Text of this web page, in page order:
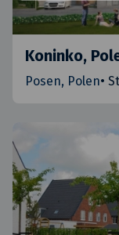
Koninko,
Posen, Polen•